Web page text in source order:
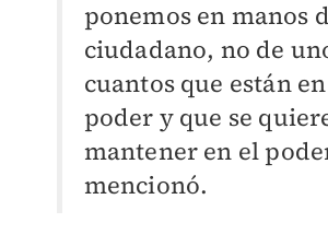
ponemos en manos
ciudadano, no de
cuantos que están
poder y que se
mantener en el
mencionó.